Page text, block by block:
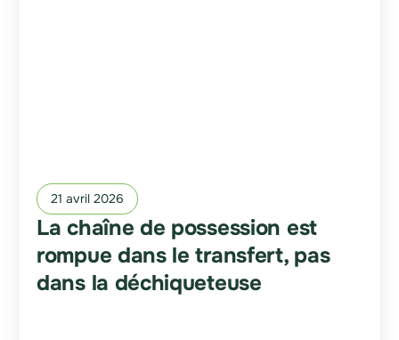
21 avril 2026
La chaîne de possession est
rompue dans le transfert, pas
dans la déchiqueteuse